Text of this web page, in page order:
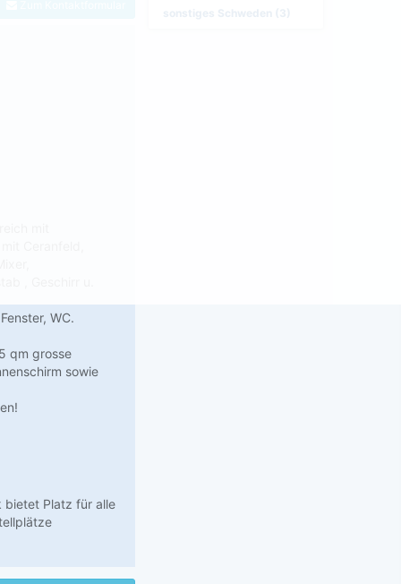
WC.
qm grosse
sowie
bietet Platz für alle